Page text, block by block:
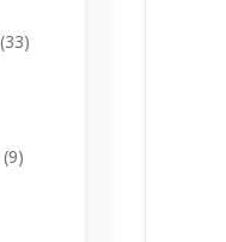
(33)
(9)